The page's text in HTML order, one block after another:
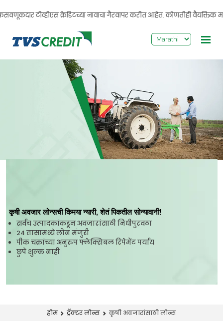
टीव्हीएस क्रेडिटच्या नावाचा गैरवापर करीत आहेत. कोणतीही वैयक्तिक
कृषी अवजार लोन्सची किमया न्यारी, शेतं पिकतील सोन्यावानी!
सर्वच उत्पादकांकडून अवजारांसाठी निधीपुरवठा
24 तासांमध्ये लोन मंजुरी
पीक चक्रांच्या अनुरुप फ्लेक्सिबल रिपेमेंट पर्याय
छुपे शुल्क नाही
होम ट्रॅक्टर लोन्स कृषी अवजारांसाठी लोन्स